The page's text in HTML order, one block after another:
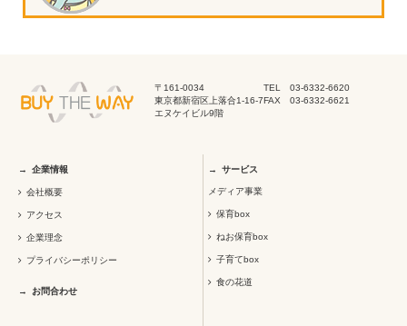
〒161-0034
東京都新宿区上落合1-16-7
エヌケイビル9階
TEL 03-6332-6620
FAX 03-6332-6621
企業情報
会社概要
アクセス
企業理念
プライバシーポリシー
お問合わせ
サービス
メディア事業
保育box
ねお保育box
子育てbox
食の花道